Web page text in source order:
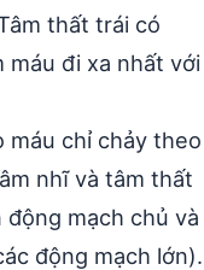
thất trái có
máu đi xa nhất với
máu chỉ chảy theo
nhĩ và tâm thất
mạch chủ và
động mạch lớn).